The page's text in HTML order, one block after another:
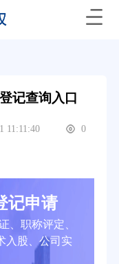
记查询入口
11:11:40 0
记申请
职称评定、
入股、公司实